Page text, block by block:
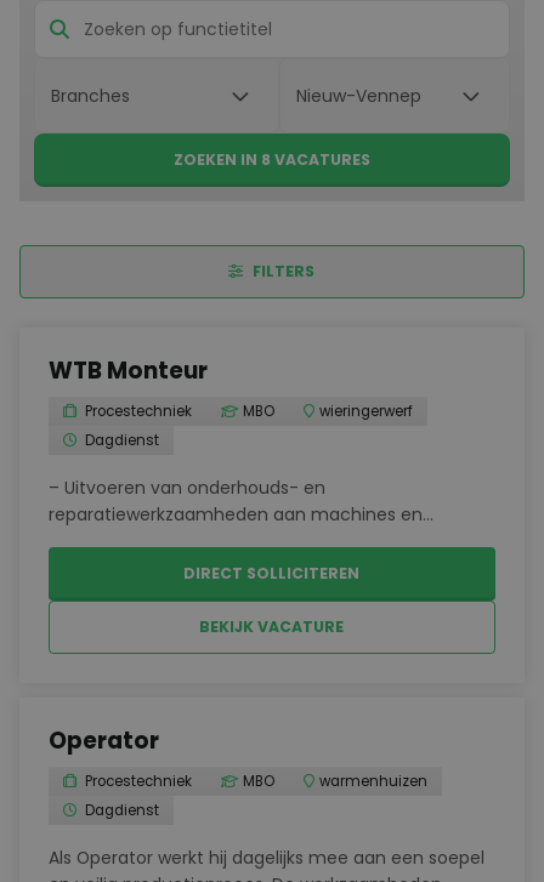
ZOEKEN IN 8 VACATURES
FILTERS
WTB Monteur
Procestechniek MBO
wieringerwerf
Dagdienst
– Uitvoeren van onderhouds- en
reparatiewerkzaamheden aan machines en
installaties – Preventief onderhoud om storingen te
voorkomen – Analyseren en oplossen van
technische storingen – Administreren van de
uitgevoerde werkzaamheden in het geautomat...
DIRECT SOLLICITEREN
BEKIJK VACATURE
Operator
Procestechniek MBO
warmenhuizen
Dagdienst
Als Operator werkt hij dagelijks mee aan een soepel